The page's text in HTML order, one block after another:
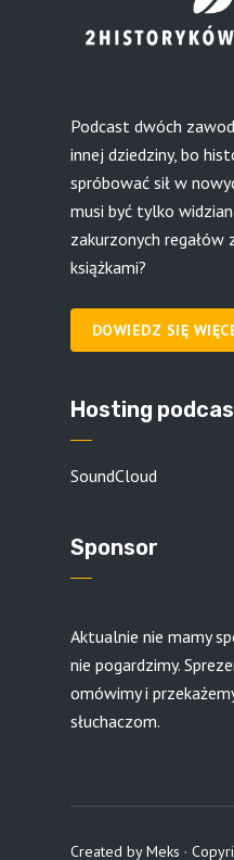
Podcast dwóch
innej dziedziny, bo
spróbować sił w
musi być tylko
zakurzonych regałów
książkami?
DOWIEDZ SIĘ
Hosting
SoundCloud
Sponsor
Aktualnie nie mamy
nie pogardzimy.
omówimy i
słuchaczom.
Created byMeks ·